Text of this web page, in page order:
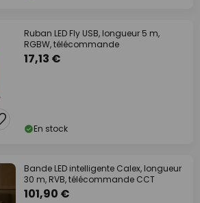
Ruban LED Fly USB, longueur 5 m,
RGBW, télécommande
17,13 €
En stock
Bande LED intelligente Calex, longueur
30 m, RVB, télécommande CCT
101,90 €